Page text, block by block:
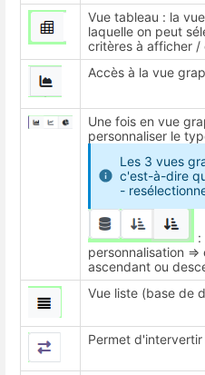
Vue tableau : la
laquelle on peut
critères à afficher /
Accès à la vue
Une fois en vue
personnaliser le
Les 3 vues
c'est-à-dire
-
:
personnalisation
ascendant ou
Vue liste (base de
Permet